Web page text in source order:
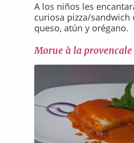
A los niños les
curiosa pizza/sandwich
queso, atún y orégano.
Morue à la provencale